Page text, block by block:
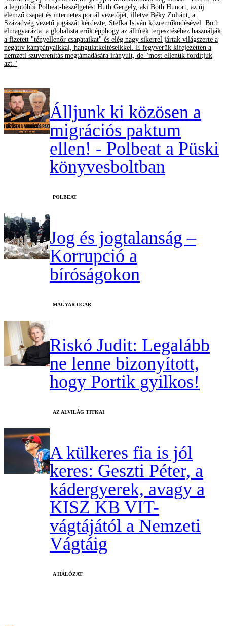
a legutóbbi Polbeat-beszélgetést Huth Gergely, aki Both Hunort, az új
elemző csapat és internetes portál vezetőjét, illetve Béky Zoltánt, a
Századvég vezető jogászát kérdezte, Stefka István közreműködésével. Both
elmagyarázta: a globalista erők épphogy az álhírek terjesztéséhez használják
a fizetett "tényellenőr csapataikat" és elég nagy sikerrel jártak világszerte a
negatív kampányaikkal, hangulatkeltéseikkel. E fegyverük kifejezetten a
nemzeti szuverenitás megtámadására irányult, de "most ellenük fordítjuk
azt."
Álljunk ki közösen a
migrációs paktum
ellen! - Polbeat a Püski
könyvesboltban
‎POLBEAT
Jog és jogtalanság –
Korrupció a
bíróságokon
MAGYAR UGAR
Riskó Judit: Legalább
ne lenne bizonyított,
hogy Portik gyilkos!
AZ ALVILÁG TITKAI
A külkeres fia is jól
keres: Geszti Péter, a
kádergyerek, avagy a
KISZ KB VIT-
vágtájától a Nemzeti
Vágtáig
A HÁLÓZAT